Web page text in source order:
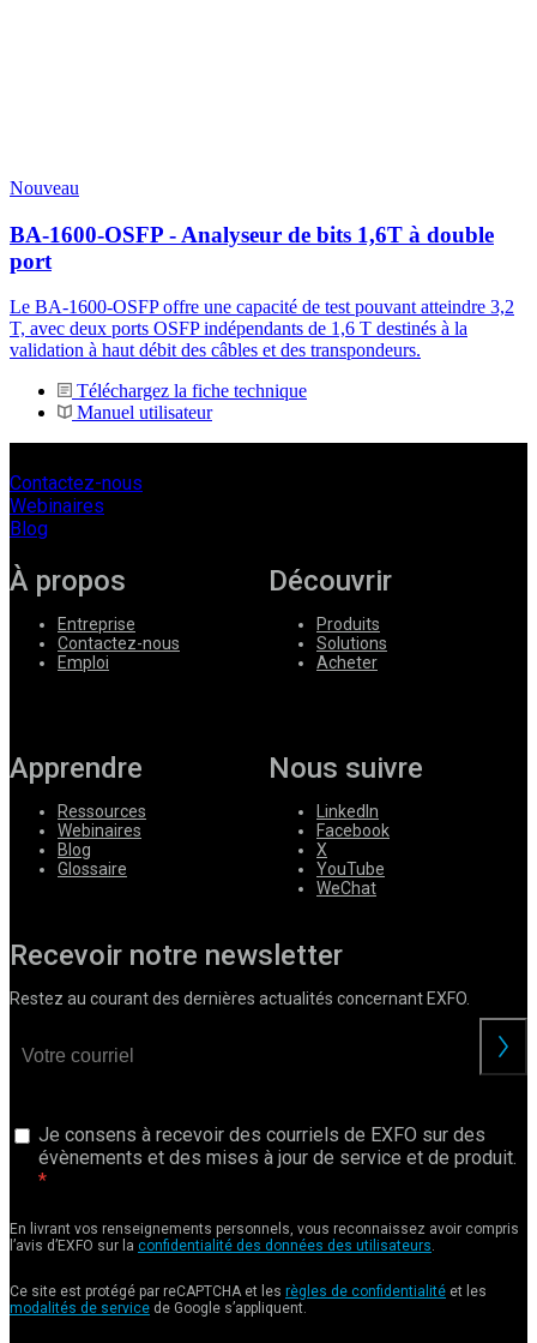
Nouveau
BA-1600-OSFP - Analyseur de bits 1,6T à double
port
Le BA-1600-OSFP offre une capacité de test pouvant atteindre 3,2
T, avec deux ports OSFP indépendants de 1,6 T destinés à la
validation à haut débit des câbles et des transpondeurs.
Téléchargez la fiche technique
Manuel utilisateur
Contactez-nous
Webinaires
Blog
À propos
Entreprise
Contactez-nous
Emploi
Découvrir
Produits
Solutions
Acheter
Apprendre
Ressources
Webinaires
Blog
Glossaire
Nous suivre
LinkedIn
Facebook
X
YouTube
WeChat
Recevoir notre newsletter
Restez au courant des dernières actualités concernant EXFO.
Je consens à recevoir des courriels de EXFO sur des
évènements et des mises à jour de service et de produit.
En livrant vos renseignements personnels, vous reconnaissez avoir compris
l’avis d’EXFO sur la confidentialité des données des utilisateurs.
Ce site est protégé par reCAPTCHA et les règles de confidentialité et les
modalités de service de Google s’appliquent.